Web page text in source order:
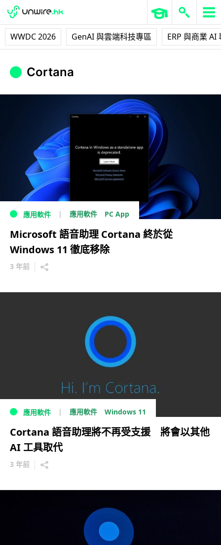
WWDC 2026 GenAI 與雲端科技專區 ERP 與商業 AI
Cortana
應用軟件 應用軟件 PC App
Microsoft 語音助理 Cortana 終於從
Windows 11 徹底移除
3 年前
應用軟件 應用軟件 Windows 11
Cortana 語音助理將不再受支援 將會以其他
AI 工具取代
3 年前